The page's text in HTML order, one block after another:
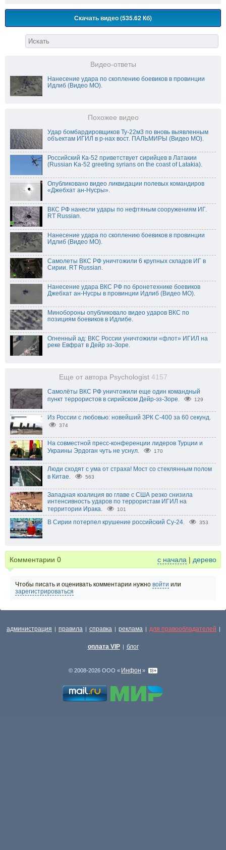
Скачать видео (535.62 Кб)
Видео-ответы
Нанесение удара по скоплению боевиков в провинции
Идлиб (Видео МО).
Похожее видео
Удар бомбардировщиков Ту-22м3 по вновь выявленным
объектам ИГИЛ в р-нах вост. ПАЛЬМИРЫ (Видео МО).
Российский Ка-52 приветствует сирийцев в Латакии
(Russian Ka-52 greeting syrians on the coast of Latakia).
Опубликовано видео ликвидации полевых командиров
«Джебхат ан-Нусры».
ВКС РФ нанесли удары по нефтяным сооружениям ИГ.
RT Russian.
Нанесение удара по скоплению боевиков в провинции
Идлиб (Видео МО).
Самолеты ВКС РФ уничтожили 6 крупных складов ИГ в
Сирии. RT Russian.
Нанесение удара ВКС РФ по бронетехнике боевиков
Джебхат ан-Нусры в провинции Идлиб (Видео МО).
Минобороны опубликовало видео ударов ВКС по
позициям боевиков в Идлибе.
Огненный ад: ВКС России уничтожили «флот» ИГИЛ на
реке Евфрат в Дейр эз-Зоре.
Еще от автора Psychologist 4157
Самолёты ВКС РФ уничтожили еще один командный
пункт террористов в сирийском Дейр-эз-Зоре.
129
Из России с любовью: новейший ЗРК С-400 за 60 секунд.
374
На совместной пресс-конференции лидеров Турции и
Украины Эрдоган чуть не уснул.
170
Люди сходят с ума от страха! Мост со стеклянным полом
в Китае.
563
Западная коалиция во главе с США резко снизила
интенсивность ударов по террористам ИГИЛ на
территории Ирака.
101
В Сирии потерпел крушение российский Су-24. 353
Комментарии 0 с начала | дерево
Чтобы писать и оценивать комментарии нужно войти или
зарегистрироваться
администрация | правила | справка | реклама | для правообладателей |
оплата VIP | блог
© 2008-2026 ООО « Инфон »